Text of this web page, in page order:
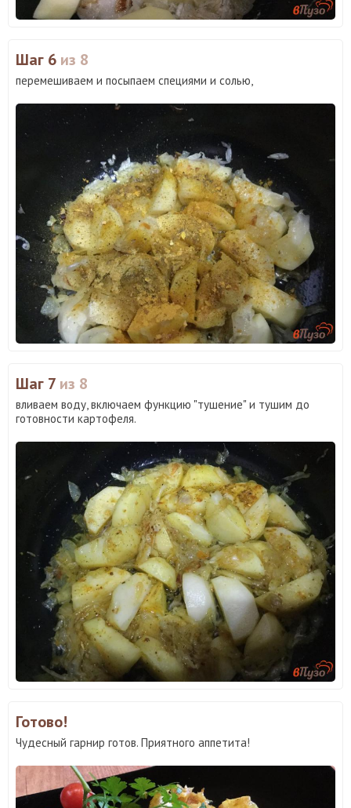
Шаг 6 из 8
перемешиваем и посыпаем специями и солью,
Шаг 7 из 8
вливаем воду, включаем функцию "тушение" и тушим до
готовности картофеля.
Готово!
Чудесный гарнир готов. Приятного аппетита!